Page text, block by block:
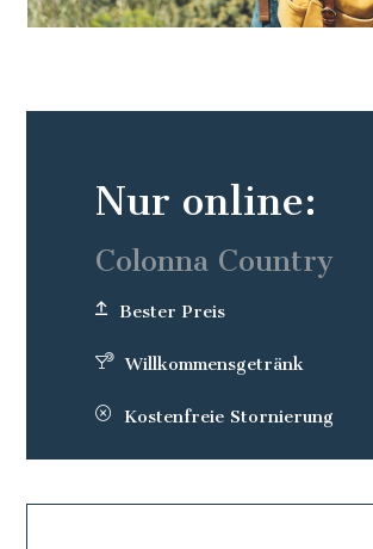
Nur online:
Colonna Country
Bester Preis
Willkommensgetränk
Kostenfreie Stornierung